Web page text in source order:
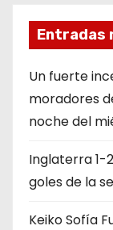
Entradas
Un fuerte
moradores
noche del
Inglaterra 1-
goles de la
Keiko Sofía